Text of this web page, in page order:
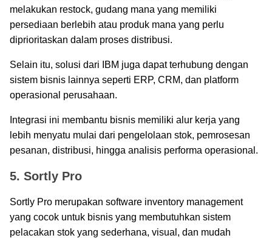
melakukan restock, gudang mana yang memiliki
persediaan berlebih atau produk mana yang perlu
diprioritaskan dalam proses distribusi.
Selain itu, solusi dari IBM juga dapat terhubung dengan
sistem bisnis lainnya seperti ERP, CRM, dan platform
operasional perusahaan.
Integrasi ini membantu bisnis memiliki alur kerja yang
lebih menyatu mulai dari pengelolaan stok, pemrosesan
pesanan, distribusi, hingga analisis performa operasional.
5. Sortly Pro
Sortly Pro merupakan software inventory management
yang cocok untuk bisnis yang membutuhkan sistem
pelacakan stok yang sederhana, visual, dan mudah